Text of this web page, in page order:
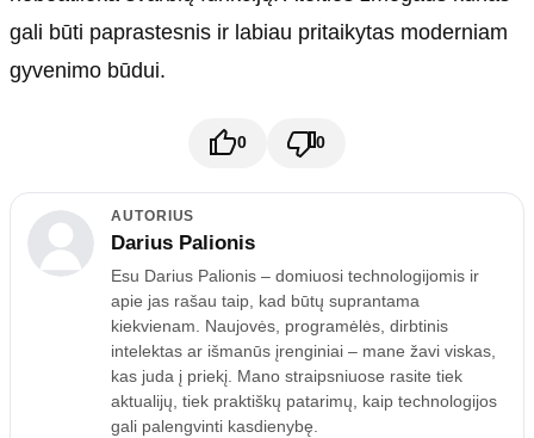
gali būti paprastesnis ir labiau pritaikytas moderniam
gyvenimo būdui.
0 0
AUTORIUS
Darius Palionis
Esu Darius Palionis – domiuosi technologijomis ir
apie jas rašau taip, kad būtų suprantama
kiekvienam. Naujovės, programėlės, dirbtinis
intelektas ar išmanūs įrenginiai – mane žavi viskas,
kas juda į priekį. Mano straipsniuose rasite tiek
aktualijų, tiek praktiškų patarimų, kaip technologijos
gali palengvinti kasdienybę.